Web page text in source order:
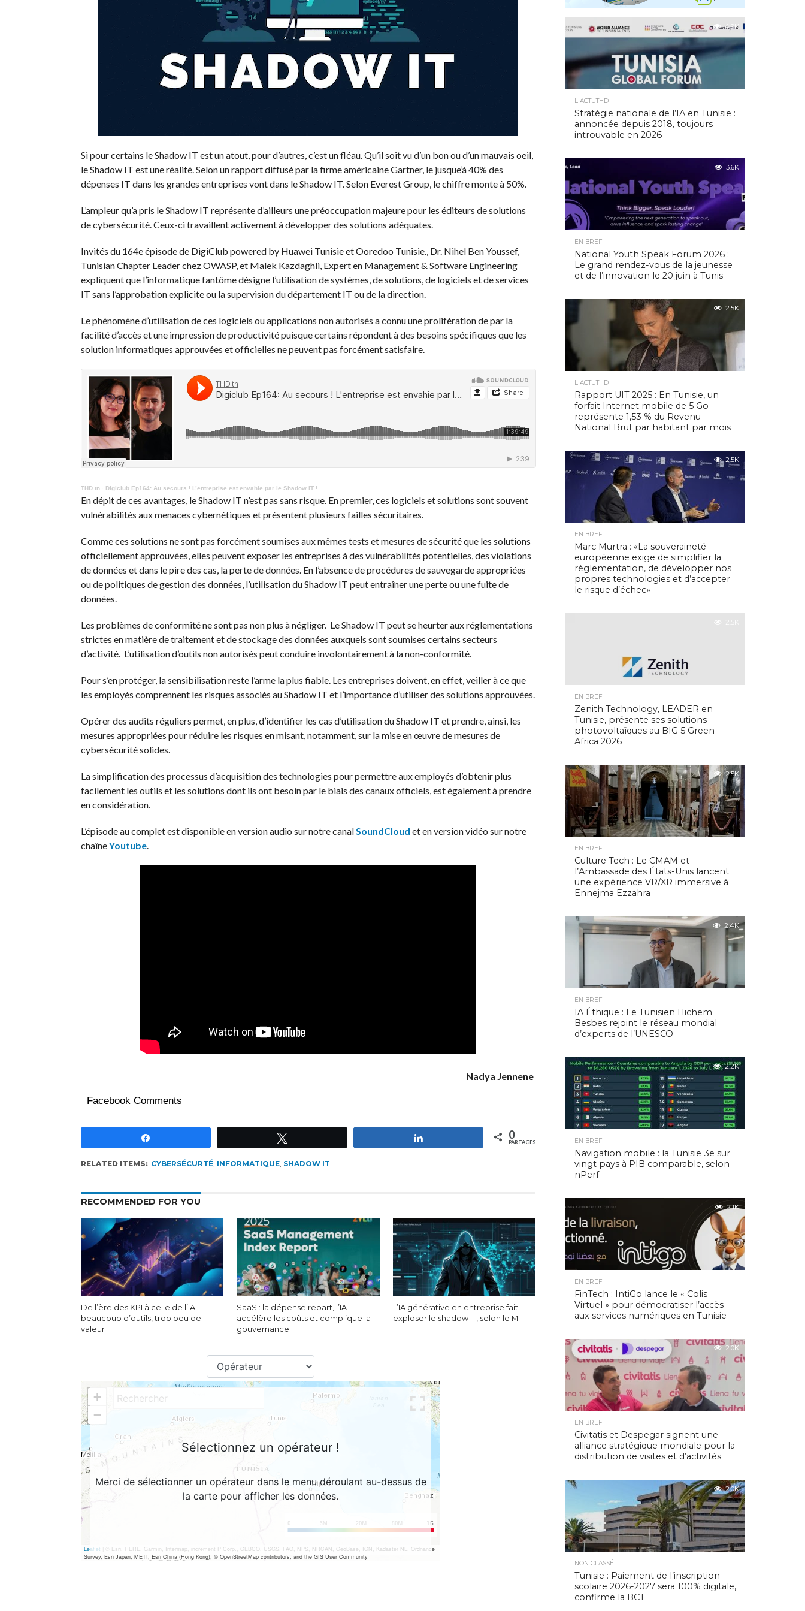
Si pour certains le Shadow IT est un atout, pour d’autres, c’est un fléau. Qu’il soit vu d’un bon ou d’un mauvais oeil,
le Shadow IT est une réalité. Selon un rapport diffusé par la firme américaine Gartner, le jusque’à 40% des
dépenses IT dans les grandes entreprises vont dans le Shadow IT. Selon Everest Group, le chiffre monte à 50%.
L’ampleur qu’a pris le Shadow IT représente d’ailleurs une préoccupation majeure pour les éditeurs de solutions
de cybersécurité. Ceux-ci travaillent activement à développer des solutions adéquates.
Invités du 164e épisode de DigiClub powered by Huawei Tunisie et Ooredoo Tunisie., Dr. Nihel Ben Youssef,
Tunisian Chapter Leader chez OWASP, et Malek Kazdaghli, Expert en Management & Software Engineering
expliquent que l’informatique fantôme désigne l’utilisation de systèmes, de solutions, de logiciels et de services
IT sans l’approbation explicite ou la supervision du département IT ou de la direction.
Le phénomène d’utilisation de ces logiciels ou applications non autorisés a connu une prolifération de par la
facilité d’accès et une impression de productivité puisque certains répondent à des besoins spécifiques que les
solution informatiques approuvées et officielles ne peuvent pas forcément satisfaire.
THD.tn· Digiclub Ep164: Au secours ! L’entreprise est envahie par le Shadow IT !
En dépit de ces avantages, le Shadow IT n’est pas sans risque. En premier, ces logiciels et solutions sont souvent
vulnérabilités aux menaces cybernétiques et présentent plusieurs failles sécuritaires.
Comme ces solutions ne sont pas forcément soumises aux mêmes tests et mesures de sécurité que les solutions
officiellement approuvées, elles peuvent exposer les entreprises à des vulnérabilités potentielles, des violations
de données et dans le pire des cas, la perte de données. En l’absence de procédures de sauvegarde appropriées
ou de politiques de gestion des données, l’utilisation du Shadow IT peut entraîner une perte ou une fuite de
données.
Les problèmes de conformité ne sont pas non plus à négliger. Le Shadow IT peut se heurter aux réglementations
strictes en matière de traitement et de stockage des données auxquels sont soumises certains secteurs
d’activité. L’utilisation d’outils non autorisés peut conduire involontairement à la non-conformité.
Pour s’en protéger, la sensibilisation reste l’arme la plus fiable. Les entreprises doivent, en effet, veiller à ce que
les employés comprennent les risques associés au Shadow IT et l’importance d’utiliser des solutions approuvées.
Opérer des audits réguliers permet, en plus, d’identifier les cas d’utilisation du Shadow IT et prendre, ainsi, les
mesures appropriées pour réduire les risques en misant, notamment, sur la mise en œuvre de mesures de
cybersécurité solides.
La simplification des processus d’acquisition des technologies pour permettre aux employés d’obtenir plus
facilement les outils et les solutions dont ils ont besoin par le biais des canaux officiels, est également à prendre
en considération.
L’épisode au complet est disponible en version audio sur notre canalSoundCloud et en version vidéo sur notre
chaîneYoutube.
Nadya Jennene
Facebook Comments
0
PARTAGES
RELATED ITEMS: CYBERSÉCURTÉ, INFORMATIQUE, SHADOW IT
RECOMMENDED FOR YOU
De l’ère des KPI à celle de l’IA:
beaucoup d’outils, trop peu de
valeur
SaaS : la dépense repart, l’IA
accélère les coûts et complique la
gouvernance
L’IA générative en entreprise fait
exploser le shadow IT, selon le MIT
4.9K
L'ACTUTHD
Stratégie nationale de l’IA en Tunisie :
annoncée depuis 2018, toujours
introuvable en 2026
3.6K
EN BREF
National Youth Speak Forum 2026 :
Le grand rendez-vous de la jeunesse
et de l’innovation le 20 juin à Tunis
2.5K
L'ACTUTHD
Rapport UIT 2025 : En Tunisie, un
forfait Internet mobile de 5 Go
représente 1,53 % du Revenu
National Brut par habitant par mois
2.5K
EN BREF
Marc Murtra : «La souveraineté
européenne exige de simplifier la
réglementation, de développer nos
propres technologies et d’accepter
le risque d’échec»
2.5K
EN BREF
Zenith Technology, LEADER en
Tunisie, présente ses solutions
photovoltaïques au BIG 5 Green
Africa 2026
2.5K
EN BREF
Culture Tech : Le CMAM et
l’Ambassade des États-Unis lancent
une expérience VR/XR immersive à
Ennejma Ezzahra
2.4K
EN BREF
IA Éthique : Le Tunisien Hichem
Besbes rejoint le réseau mondial
d’experts de l’UNESCO
2.2K
EN BREF
Navigation mobile : la Tunisie 3e sur
vingt pays à PIB comparable, selon
nPerf
2.1K
EN BREF
FinTech : IntiGo lance le « Colis
Virtuel » pour démocratiser l’accès
aux services numériques en Tunisie
2.0K
EN BREF
Civitatis et Despegar signent une
alliance stratégique mondiale pour la
distribution de visites et d’activités
2.0K
NON CLASSÉ
Tunisie : Paiement de l’inscription
scolaire 2026-2027 sera 100% digitale,
confirme la BCT